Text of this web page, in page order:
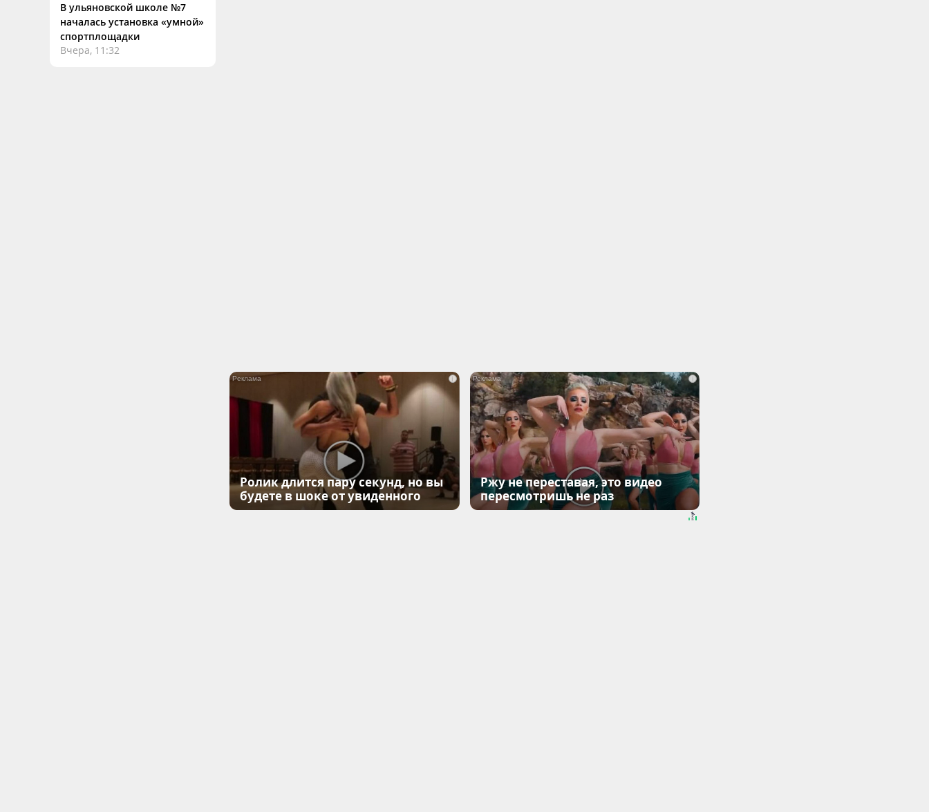
В ульяновской школе №7
началась установка «умной»
спортплощадки
Вчера, 11:32
i
Ролик длится пару секунд, но вы
будете в шоке от увиденного
i
Ржу не переставая, это видео
пересмотришь не раз